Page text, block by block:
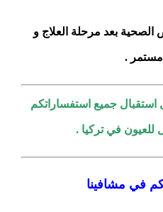
الصحية بعد مرحلة العلاج و
.
جميع استفساراتكم
في تركيا .
في مشافينا